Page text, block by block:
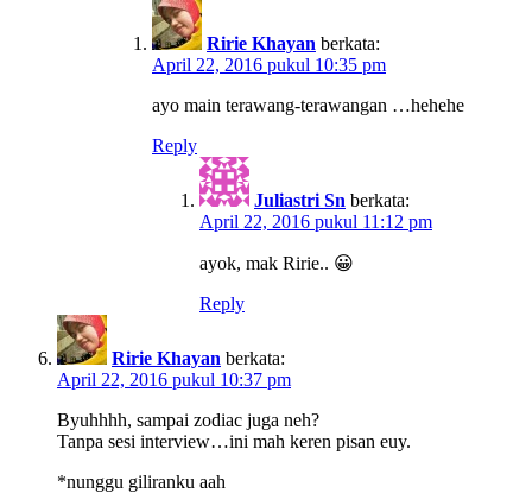
Ririe Khayan berkata:
April 22, 2016 pukul 10:35 pm
ayo main terawang-terawangan …hehehe
Reply
Juliastri Sn berkata:
April 22, 2016 pukul 11:12 pm
ayok, mak Ririe.. 😀
Reply
Ririe Khayan berkata:
April 22, 2016 pukul 10:37 pm
Byuhhhh, sampai zodiac juga neh?
Tanpa sesi interview…ini mah keren pisan euy.
*nunggu giliranku aah